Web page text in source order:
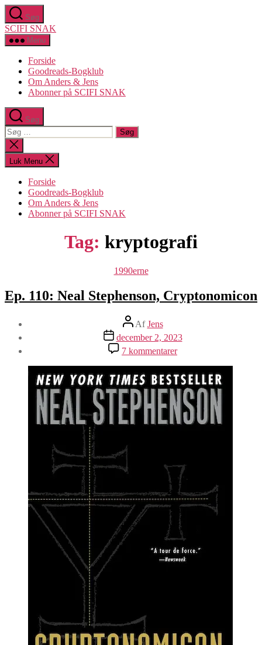
Spring
til
indholdet
Søg
SCIFI SNAK
Menu
Forside
Goodreads-Bogklub
Om Anders & Jens
Abonner på SCIFI SNAK
Søg
Søg
efter:
Luk
søgning
Luk Menu
Forside
Goodreads-Bogklub
Om Anders & Jens
Abonner på SCIFI SNAK
Tag: kryptografi
Kategorier
1990erne
Ep. 110: Neal Stephenson, Cryptonomicon
Indlægsforfatter
AfJens
Indlægsdato
december 2, 2023
7 kommentarertil
Ep.
110:
Neal
Stephenson,
Cryptonomicon